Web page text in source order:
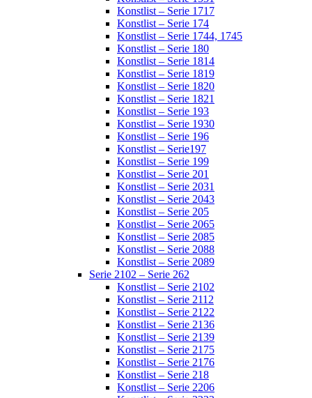
Konstlist – Serie 1717
Konstlist – Serie 174
Konstlist – Serie 1744, 1745
Konstlist – Serie 180
Konstlist – Serie 1814
Konstlist – Serie 1819
Konstlist – Serie 1820
Konstlist – Serie 1821
Konstlist – Serie 193
Konstlist – Serie 1930
Konstlist – Serie 196
Konstlist – Serie197
Konstlist – Serie 199
Konstlist – Serie 201
Konstlist – Serie 2031
Konstlist – Serie 2043
Konstlist – Serie 205
Konstlist – Serie 2065
Konstlist – Serie 2085
Konstlist – Serie 2088
Konstlist – Serie 2089
Serie 2102 – Serie 262
Konstlist – Serie 2102
Konstlist – Serie 2112
Konstlist – Serie 2122
Konstlist – Serie 2136
Konstlist – Serie 2139
Konstlist – Serie 2175
Konstlist – Serie 2176
Konstlist – Serie 218
Konstlist – Serie 2206